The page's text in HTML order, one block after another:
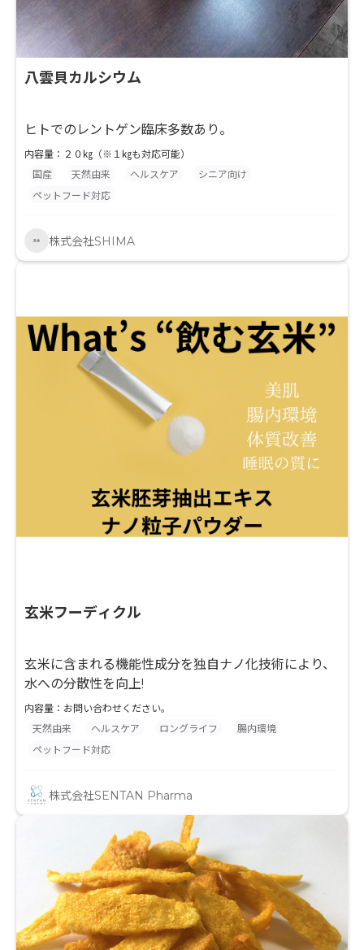
八雲貝カルシウム
ヒトでのレントゲン臨床多数あり。
内容量：２０㎏（※１㎏も対応可能）
国産
天然由来 ヘルスケア
シニア向け
ペットフード対応
株式会社SHIMA
玄米フーディクル
玄米に含まれる機能性成分を独自ナノ化技術により、
水への分散性を向上!
内容量：お問い合わせください。
天然由来
ヘルスケア ロングライフ
腸内環境
ペットフード対応
株式会社SENTAN Pharma